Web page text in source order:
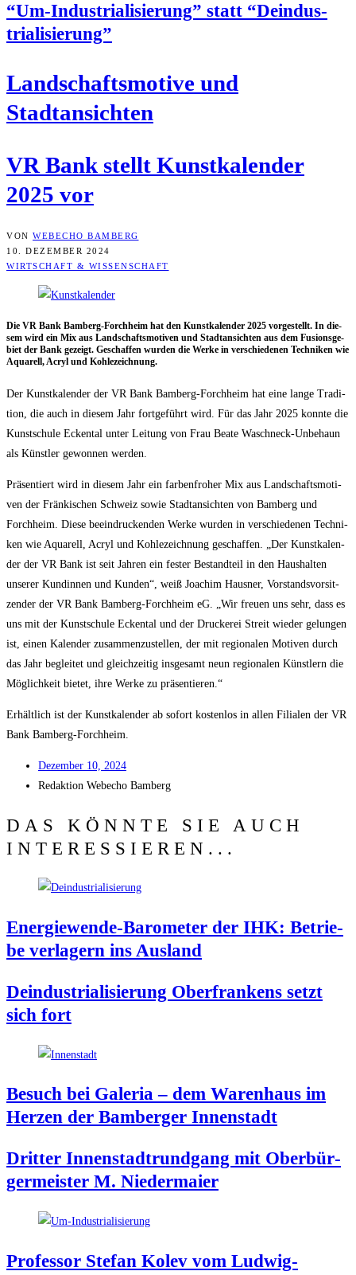
“Um-Indus­tria­li­sie­rung” statt “Deindus­
tria­li­sie­rung”
Land­schafts­mo­ti­ve und
Stadtansichten
VR Bank stellt Kunst­ka­len­der
2025 vor
VON WEBECHO BAMBERG
10. DEZEMBER 2024
WIRTSCHAFT & WISSENSCHAFT
Die VR Bank Bam­berg-Forch­heim hat den Kunst­ka­len­der 2025 vor­ge­stellt. In die­
sem wird ein Mix aus Land­schafts­mo­ti­ven und Stadt­an­sich­ten aus dem Fusi­ons­ge­
biet der Bank gezeigt. Geschaf­fen wur­den die Wer­ke in ver­schie­de­nen Tech­ni­ken wie
Aqua­rell, Acryl und Kohlezeichnung.
Der Kunst­ka­len­der der VR Bank Bam­berg-Forch­heim hat eine lan­ge Tra­di­
ti­on, die auch in die­sem Jahr fort­ge­führt wird. Für das Jahr 2025 konn­te die
Kunst­schu­le Ecken­tal unter Lei­tung von Frau Bea­te Waschneck-Unbe­haun
als Künst­ler gewon­nen werden.
Prä­sen­tiert wird in die­sem Jahr ein far­ben­fro­her Mix aus Land­schafts­mo­ti­
ven der Frän­ki­schen Schweiz sowie Stadt­an­sich­ten von Bam­berg und
Forch­heim. Die­se beein­dru­cken­den Wer­ke wur­den in ver­schie­de­nen Tech­ni­
ken wie Aqua­rell, Acryl und Koh­le­zeich­nung geschaf­fen. „Der Kunst­ka­len­
der der VR Bank ist seit Jah­ren ein fes­ter Bestand­teil in den Haus­hal­ten
unse­rer Kun­din­nen und Kun­den“, weiß Joa­chim Haus­ner, Vor­stands­vor­sit­
zen­der der VR Bank Bam­berg-Forch­heim eG. „Wir freu­en uns sehr, dass es
uns mit der Kunst­schu­le Ecken­tal und der Dru­cke­rei Streit wie­der gelun­gen
ist, einen Kalen­der zusam­men­zu­stel­len, der mit regio­na­len Moti­ven durch
das Jahr beglei­tet und gleich­zei­tig ins­ge­samt neun regio­na­len Künst­lern die
Mög­lich­keit bie­tet, ihre Wer­ke zu präsentieren.“
Erhält­lich ist der Kunst­ka­len­der ab sofort kos­ten­los in allen Filia­len der VR
Bank Bamberg-Forchheim.
Dezem­ber 10, 2024
Redak­ti­on Web­echo Bamberg
DAS KÖNNTE SIE AUCH
INTERESSIEREN...
Ener­gie­wen­de-Baro­me­ter der IHK: Betrie­
be ver­la­gern ins Ausland
Deindus­tria­li­sie­rung Ober­fran­kens setzt
sich fort
Besuch bei Gale­ria – dem Waren­haus im
Her­zen der Bam­ber­ger Innenstadt
Drit­ter Innen­stadt­rund­gang mit Ober­bür­
ger­meis­ter M. Niedermaier
Pro­fes­sor Ste­fan Kolev vom Lud­wig-